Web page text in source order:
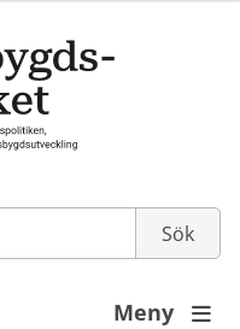
Meny 